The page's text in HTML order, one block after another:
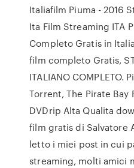
Italiafilm Piuma - 2016
Ita Film Streaming ITA
Completo Gratis in
film completo Gratis,
ITALIANO COMPLETO.
Torrent, The Pirate Bay
DVDrip Alta Qualita
film gratis di Salvatore
letto i miei post in cui
streaming, molti amici